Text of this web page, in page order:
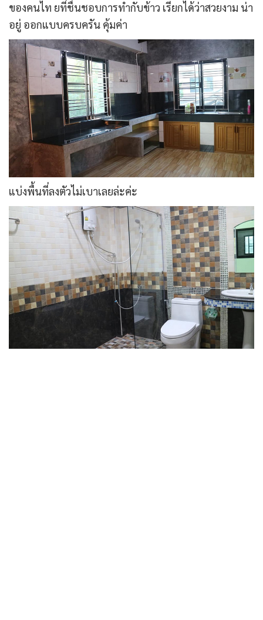
ของคนไท ยที่ชื่นชอบการทำกับข้าว เรียกได้ว่าสวยงาม น่า
อยู่ ออกแบบครบครัน คุ้มค่า
แบ่งพื้นที่ลงตัวไม่เบาเลยล่ะค่ะ